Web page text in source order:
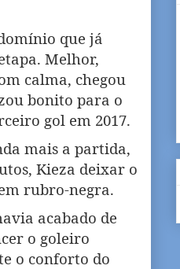
que já
Melhor,
calma, chegou
bonito para o
gol em 2017.
mais a partida,
Kieza deixar o
rubro-negra.
acabado de
o goleiro
o conforto do